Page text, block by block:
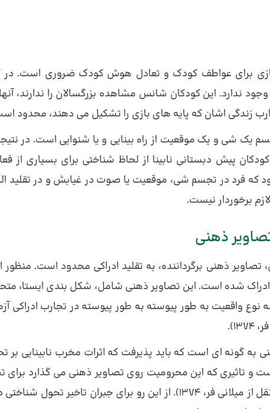
بازی برای عواطف کودک و تعادل هوش کودک ضروری است. در
ندارد. این کودکان شانس مشاهده بزرگسالان را ندارند،
زندگی اشان که پایه های بازی را تشکیل می دهند، محدود
یک شی و یک موقعیت از راه بینایی و یا شنوایی است. در
پیش دبستانی نابینا از لحاظ شناختی برای بسیاری از
که فرد در تجسم شی، موقعیت یا صوت در غیابش و در تقلید
برخوردار نیست.
تصاویر ذهنی
ذهنی برگرداننده، به تقلید ادراکی محدود است. منظور
شده است. این تصاویر ذهنی شامل، شکل بندی ایستا،
واقعیت به طور پیوسته به طور پیوسته در تجارب ادراکی
به گونه ای است که باید پذیرفت که اثرات مخرب نابینایی بر
و تاثیری که این محرومیت روی تصاویر ذهنی می گذارد برای
است (سالو، 1987، به نقل از میلانی فر، 1374). از این رو برای